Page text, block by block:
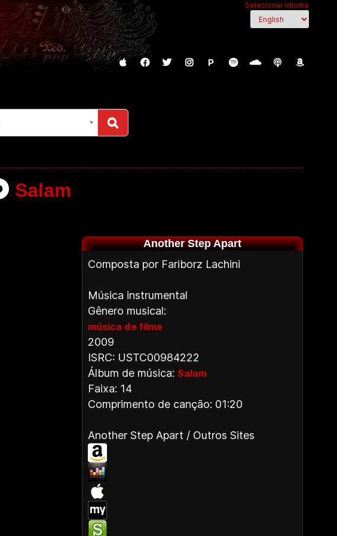
Selecionar idioma
P
Salam
Another Step Apart
Composta por Fariborz Lachini
Música instrumental
Gênero musical:
música de filme
2009
ISRC: USTC00984222
Álbum de música: Salam
Faixa: 14
Comprimento de canção: 01:20
Another Step Apart / Outros Sites